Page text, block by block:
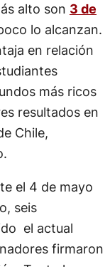
alto son 3 de
lo alcanzan.
en relación
más ricos
resultados en
Chile,
el 4 de mayo
seis
el actual
firmaron